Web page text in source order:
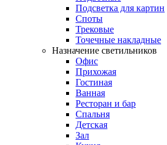
Подсветка для картин
Споты
Трековые
Точечные накладные
Назначение светильников
Офис
Прихожая
Гостиная
Ванная
Ресторан и бар
Спальня
Детская
Зал